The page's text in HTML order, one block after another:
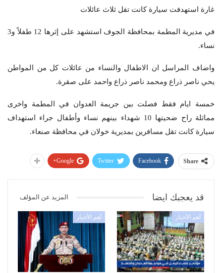
غارة استهدفت سيارة كانت تقل ثلاث عائلات
في مديرية المطمة بمحافظة الجوف استشهد على إثرها 12 طفلاً و3
نساء.
واضاف المراسل ان الاطفال والنساء من عائلات كل من المواطن
يحي ناصر ذراع ومحمد ناصر ذراع واحمد على صقرة.
خمسة ايام فقط فصلت بين جريمة العدوان في المطمة واخرى
مماثلة راح ضحيتها 10 شهداء بينهم نساء وأطفال جراء استهداف
سيارة كانت تقل مسافرين بمديرية خولان في محافظة صنعاء.
Share
Facebook
Twitter
Google+
قد يعجبك ايضا المزيد عن المؤلف
أهم الأخبار أهم الأخبار